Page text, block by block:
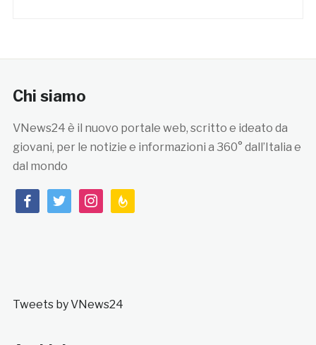
Chi siamo
VNews24 è il nuovo portale web, scritto e ideato da
giovani, per le notizie e informazioni a 360° dall’Italia e
dal mondo
facebooktwitterinstagramfeedburner
Tweets by VNews24